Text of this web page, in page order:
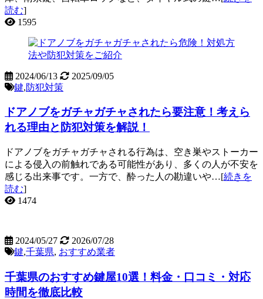
読む]
1595
2024/06/13
2025/09/05
鍵,防犯対策
ドアノブをガチャガチャされたら要注意！考えら
れる理由と防犯対策を解説！
ドアノブをガチャガチャされる行為は、空き巣やストーカー
による侵入の前触れである可能性があり、多くの人が不安を
感じる出来事です。一方で、酔った人の勘違いや…[続きを
読む]
1474
2024/05/27
2026/07/28
鍵,千葉県, おすすめ業者
千葉県のおすすめ鍵屋10選！料金・口コミ・対応
時間を徹底比較